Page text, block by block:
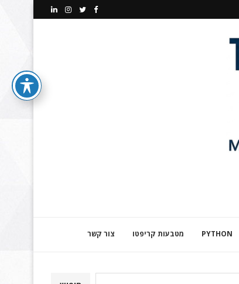
PYTHON מטבעות קריפטו צור קשר